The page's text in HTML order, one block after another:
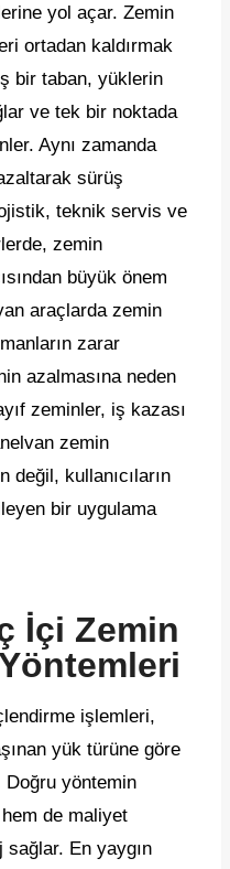
yol açar. Zemin
ortadan kaldırmak
bir taban, yüklerin
ve tek bir noktada
Aynı zamanda
sürüş
teknik servis ve
zemin
büyük önem
araçlarda zemin
zarar
azalmasına neden
zeminler, iş kazası
zemin
değil, kullanıcıların
bir uygulama
İçi Zemin
işlemleri,
yük türüne göre
Doğru yöntemin
de maliyet
sağlar. En yaygın